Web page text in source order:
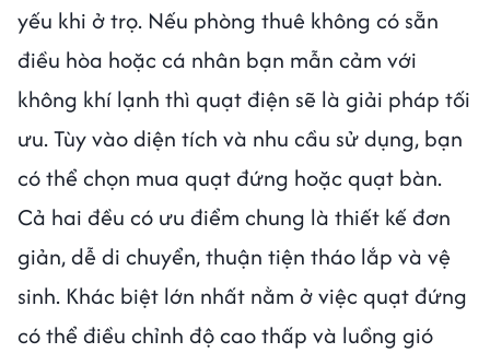
yếu khi ở trọ. Nếu phòng thuê không có sẵn
điều hòa hoặc cá nhân bạn mẫn cảm với
không khí lạnh thì quạt điện sẽ là giải pháp tối
ưu. Tùy vào diện tích và nhu cầu sử dụng, bạn
có thể chọn mua quạt đứng hoặc quạt bàn.
Cả hai đều có ưu điểm chung là thiết kế đơn
giản, dễ di chuyển, thuận tiện tháo lắp và vệ
sinh. Khác biệt lớn nhất nằm ở việc quạt đứng
có thể điều chỉnh độ cao thấp và luồng gió